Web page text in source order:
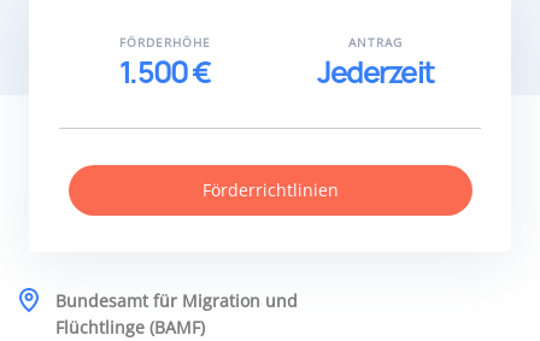
Bundesamt für Migration und
Flüchtlinge (BAMF)
FÖRDERHÖHE
1.500 €
ANTRAG
Jederzeit
Förderrichtlinien